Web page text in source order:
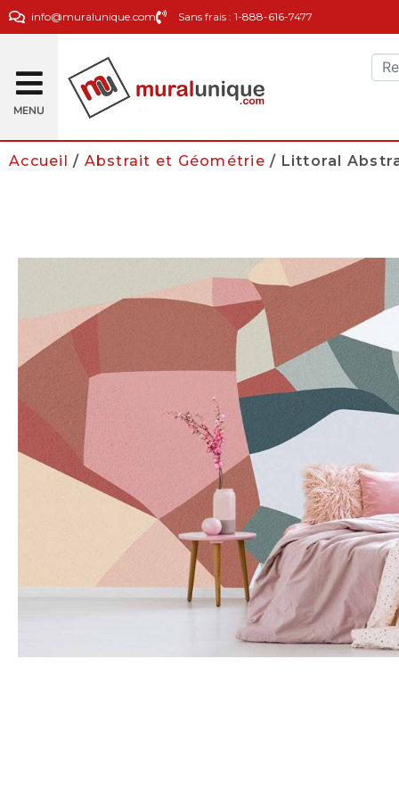
info@muralunique.com Sans frais : 1-888-616-7477
MENU
Accueil / Abstrait et Géométrie / Littoral